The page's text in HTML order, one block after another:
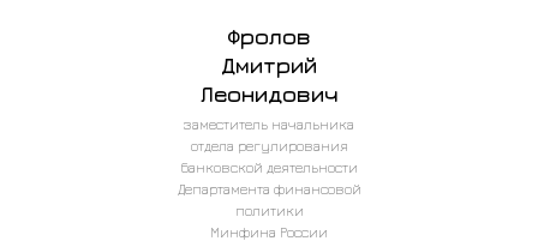
Фролов
Дмитрий
Леонидович
заместитель начальника
отдела регулирования
банковской деятельности
Департамента финансовой
политики
Минфина России